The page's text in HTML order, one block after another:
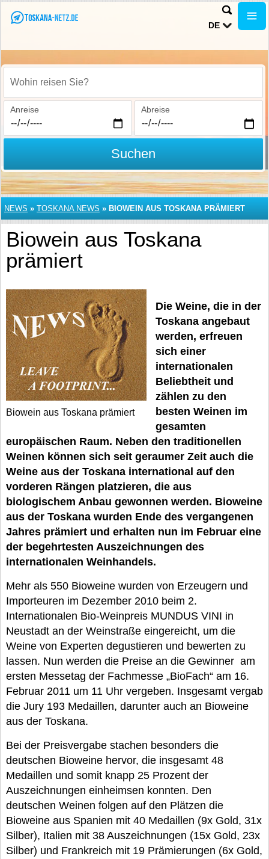
DE
Wohin reisen Sie?
Anreise Abreise
Suchen
NEWS » TOSKANA NEWS » BIOWEIN AUS TOSKANA PRÄMIERT
Biowein aus Toskana
prämiert
Biowein aus Toskana prämiert
Die Weine, die in der
Toskana angebaut
werden, erfreuen
sich einer
internationalen
Beliebtheit und
zählen zu den
besten Weinen im
gesamten
europäischen Raum. Neben den traditionellen
Weinen können sich seit geraumer Zeit auch die
Weine aus der Toskana international auf den
vorderen Rängen platzieren, die aus
biologischem Anbau gewonnen werden. Bioweine
aus der Toskana wurden Ende des vergangenen
Jahres prämiert und erhalten nun im Februar eine
der begehrtesten Auszeichnungen des
internationalen Weinhandels.
Mehr als 550 Bioweine wurden von Erzeugern und
Importeuren im Dezember 2010 beim 2.
Internationalen Bio-Weinpreis MUNDUS VINI in
Neustadt an der Weinstraße eingereicht, um die
Weine von Experten degustieren und bewerten zu
lassen. Nun werden die Preise an die Gewinner am
ersten Messetag der Fachmesse „BioFach“ am 16.
Februar 2011 um 11 Uhr vergeben. Insgesamt vergab
die Jury 193 Medaillen, darunter auch an Bioweine
aus der Toskana.
Bei der Preisvergabe stachen besonders die
deutschen Bioweine hervor, die insgesamt 48
Medaillen und somit knapp 25 Prozent der
Auszeichnungen einheimsen konnten. Den
deutschen Weinen folgen auf den Plätzen die
Bioweine aus Spanien mit 40 Medaillen (9x Gold, 31x
Silber), Italien mit 38 Auszeichnungen (15x Gold, 23x
Silber) und Frankreich mit 19 Prämierungen (6x Gold,